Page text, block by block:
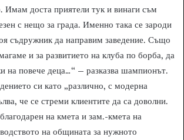
Имам доста приятели тук и винаги съм
с нещо за града. Именно така се зароди
съдружник да направим заведение. Също
и за развитието на клуба по борба, да
на повече деца…“ – разказва шампионът.
си като „различно, с модерна
че се стреми клиентите да са доволни.
на кмета и зам.-кмета на
на общината за нужното